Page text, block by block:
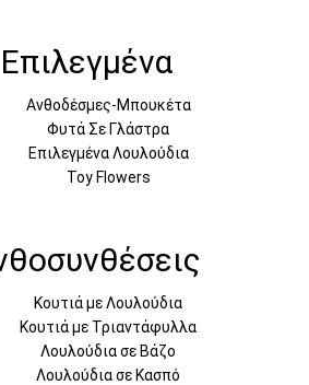
Επιλεγμένα
Ανθοδέσμες-Μπουκέτα
Φυτά Σε Γλάστρα
Επιλεγμένα Λουλούδια
Toy Flowers
Κουτιά με Λουλούδια
Κουτιά με Τριαντάφυλλα
Λουλούδια σε Βάζο
Λουλούδια σε Κασπό